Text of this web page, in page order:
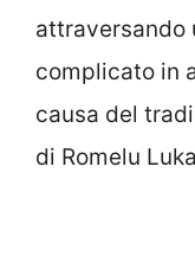
attraversando
complicato in
causa del
di Romelu